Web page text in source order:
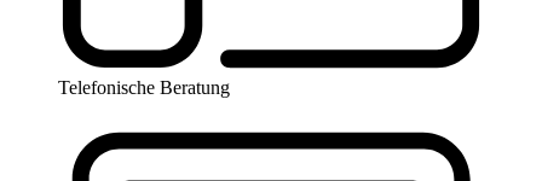
Telefonische Beratung